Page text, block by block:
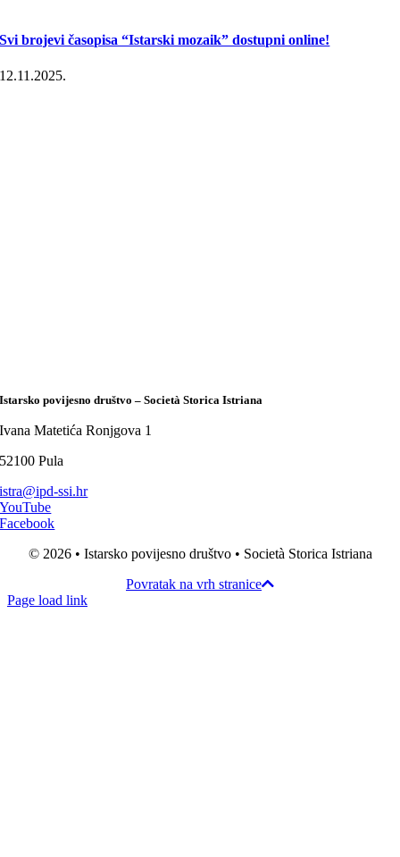
Svi brojevi časopisa “Istarski mozaik” dostupni online!
12.11.2025.
Istarsko povijesno društvo – Società Storica Istriana
Ivana Matetića Ronjgova 1
52100 Pula
istra@ipd-ssi.hr
YouTube
Facebook
© 2026 • Istarsko povijesno društvo • Società Storica Istriana
Povratak na vrh stranice
Page load link